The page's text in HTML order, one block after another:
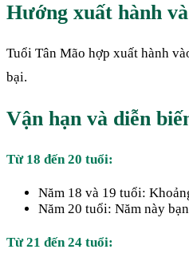
Hướng xuất hành
Tuổi Tân Mão hợp xuất hành
bại.
Vận hạn và diễn
Từ 18 đến 20 tuổi:
Năm 18 và 19 tuổi:
Năm 20 tuổi: Năm này
Từ 21 đến 24 tuổi: